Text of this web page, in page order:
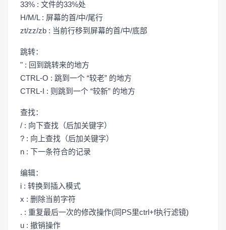
33% : 文件的33%处
H/M/L : 屏幕的首/中/尾行
zt/zz/zb : 当前行移到屏幕的首/中/底部
跳转：
" : 回到跳转来的地方
CTRL-O : 跳到一个 “较老” 的地方
CTRL-I : 则跳到一个 “较新” 的地方
查找：
/ : 向下查找（后加关键字）
? : 向上查找（后加关键字）
n : 下一条符合的记录
编辑：
i : 转换到插入模式
x : 删除当前字符
. : 重复最后一次的修改操作(同PS里ctrl+f执行滤镜)
u : 撤销操作